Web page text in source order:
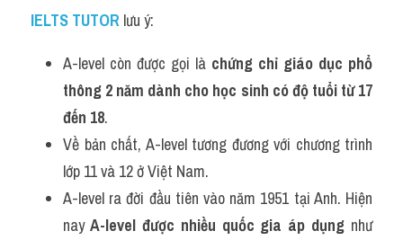
IELTS TUTOR lưu ý:
A-level còn được gọi là chứng chỉ giáo dục phổ
thông 2 năm dành cho học sinh có độ tuổi từ 17
đến 18.
Về bản chất, A-level tương đương với chương trình
lớp 11 và 12 ở Việt Nam.
A-level ra đời đầu tiên vào năm 1951 tại Anh. Hiện
nay A-level được nhiều quốc gia áp dụng như